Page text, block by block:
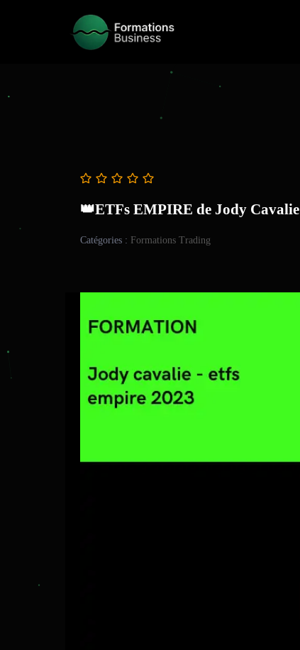
👑ETFs EMPIRE de Jody Cavalie
Catégories : Formations Trading